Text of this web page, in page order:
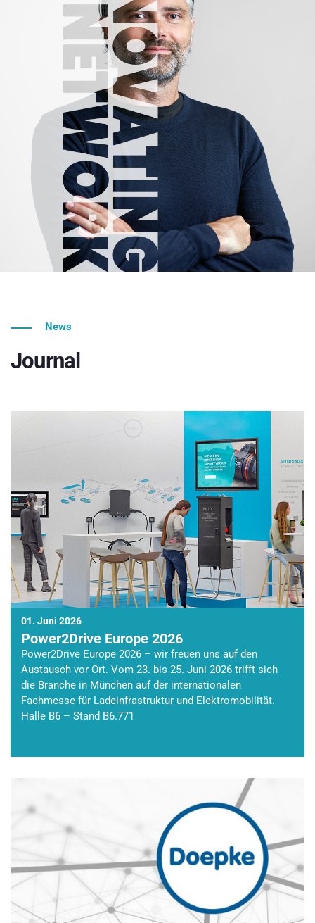
News
Journal
01. Juni 2026
Power2Drive Europe 2026
Power2Drive Europe 2026 – wir freuen uns auf den
Austausch vor Ort. Vom 23. bis 25. Juni 2026 trifft sich
die Branche in München auf der internationalen
Fachmesse für Ladeinfrastruktur und Elektromobilität.
Halle B6 – Stand B6.771